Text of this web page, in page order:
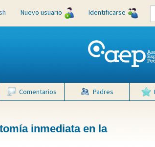
Nuevo usuario Identificarse
Comentarios Padres
inmediata en la